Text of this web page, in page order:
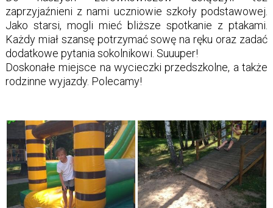
zaprzyjaźnieni z nami uczniowie szkoły podstawowej.
Jako starsi, mogli mieć bliższe spotkanie z ptakami.
Każdy miał szansę potrzymać sowę na ręku oraz zadać
dodatkowe pytania sokolnikowi. Suuuper!
Doskonałe miejsce na wycieczki przedszkolne, a także
rodzinne wyjazdy. Polecamy!